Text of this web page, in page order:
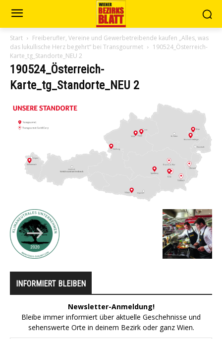
Start
Freiberufler, Vereine und Gewerbetreibende kaufen „Alles, was
das lukullische Herz begehrt“ bei Transgourmet
190524_Österreich-
Karte_tg_Standorte_NEU 2
190524_Österreich-
Karte_tg_Standorte_NEU 2
INFORMIERT BLEIBEN
Newsletter-Anmeldung!
Bleibe immer informiert über aktuelle Geschehnisse und
sehenswerte Orte in deinem Bezirk oder ganz Wien.